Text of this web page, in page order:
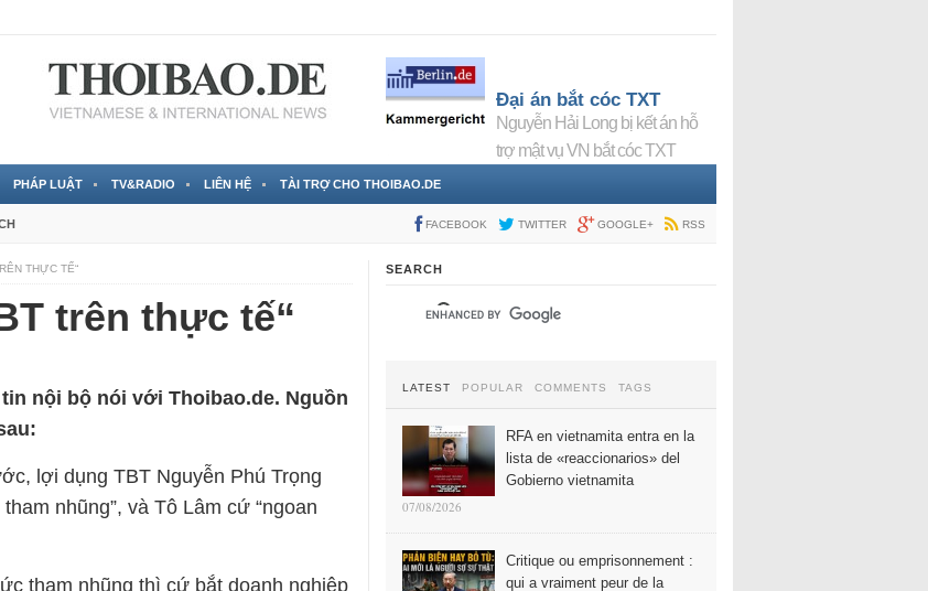
Đại án bắt cóc TXT
Nguyễn Hải Long bị kết án hỗ
trợ mật vụ VN bắt cóc TXT
PHÁP LUẬT TV&RADIO LIÊN HỆ TÀI TRỢ CHO THOIBAO.DE
FACEBOOK TWITTER GOOGLE+ RSS
THỰC TẾ“
trên thực tế“
nội bộ nói với Thoibao.de. Nguồn
lợi dụng TBT Nguyễn Phú Trọng
nhũng”, và Tô Lâm cứ “ngoan
tham nhũng thì cứ bắt doanh nghiệp
SEARCH
LATEST POPULAR COMMENTS TAGS
RFA en vietnamita entra en la
lista de «reaccionarios» del
Gobierno vietnamita
07/08/2026
Critique ou emprisonnement :
qui a vraiment peur de la